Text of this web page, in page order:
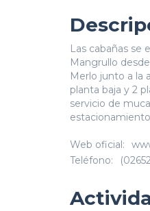
Las cabañas
Mangrullo
Merlo junto a la
planta baja y 2
servicio de
Web oficial:
Teléfono: